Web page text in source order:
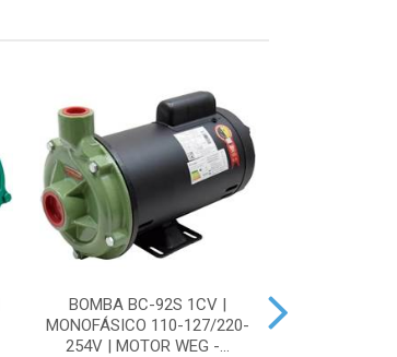
BOMBA BC-92S 1CV |
MONOFÁSICO 110-127/220-
254V | MOTOR WEG -...